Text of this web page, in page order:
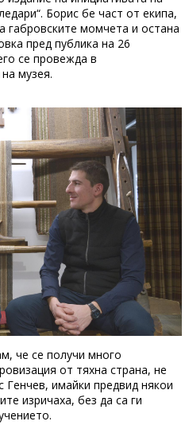
Борис бе част от екипа,
габровските момчета и остана
пред публика на 26
се провежда в
музея.
че се получи много
от тяхна страна, не
Генчев, имайки предвид някои
изричаха, без да са ги